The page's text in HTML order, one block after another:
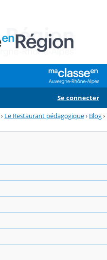
Se connecter
› Le Restaurant pédagogique› Blog›